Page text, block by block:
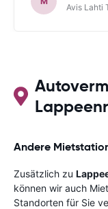
Avis Lahti
Andere
Zusätzlich zu
können wir auch
Standorten für Sie